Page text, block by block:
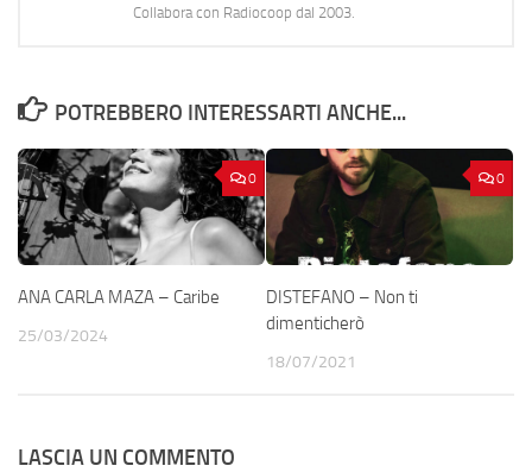
Collabora con Radiocoop dal 2003.
POTREBBERO INTERESSARTI ANCHE...
0
ANA CARLA MAZA – Caribe
25/03/2024
0
DISTEFANO – Non ti
dimenticherò
18/07/2021
LASCIA UN COMMENTO